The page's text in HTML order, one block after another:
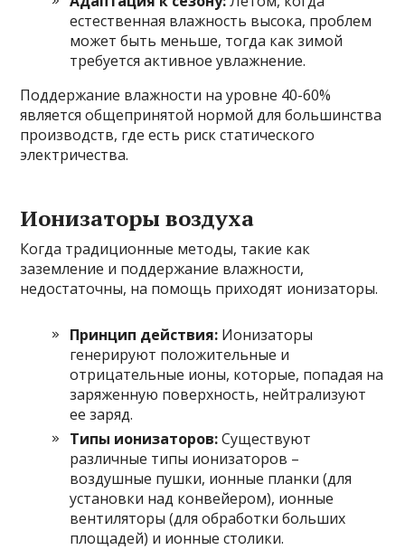
естественная влажность высока, проблем
может быть меньше, тогда как зимой
требуется активное увлажнение.
Поддержание влажности на уровне 40-60%
является общепринятой нормой для большинства
производств, где есть риск статического
электричества.
Ионизаторы воздуха
Когда традиционные методы, такие как
заземление и поддержание влажности,
недостаточны, на помощь приходят ионизаторы.
Принцип действия: Ионизаторы
генерируют положительные и
отрицательные ионы, которые, попадая на
заряженную поверхность, нейтрализуют
ее заряд.
Типы ионизаторов:Существуют
различные типы ионизаторов –
воздушные пушки, ионные планки (для
установки над конвейером), ионные
вентиляторы (для обработки больших
площадей) и ионные столики.